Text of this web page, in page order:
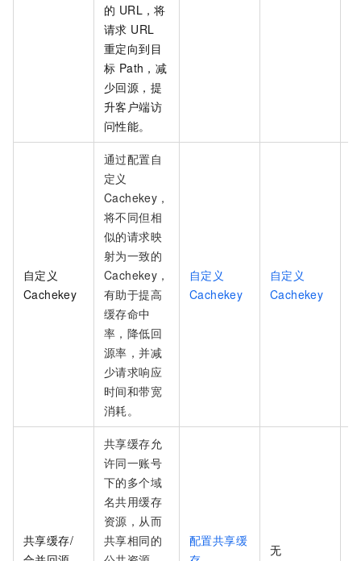
的 URL，将
请求 URL
重定向到目
标 Path，减
少回源，提
升客户端访
问性能。
自定义
Cachekey
通过配置自
定义
Cachekey，
将不同但相
似的请求映
射为一致的
Cachekey，
有助于提高
缓存命中
率，降低回
源率，并减
少请求响应
时间和带宽
消耗。
自定义
Cachekey
自定义
Cachekey
共享缓存/
共享缓存允
许同一账号
下的多个域
名共用缓存
资源，从而
共享相同的
配置共享缓
无